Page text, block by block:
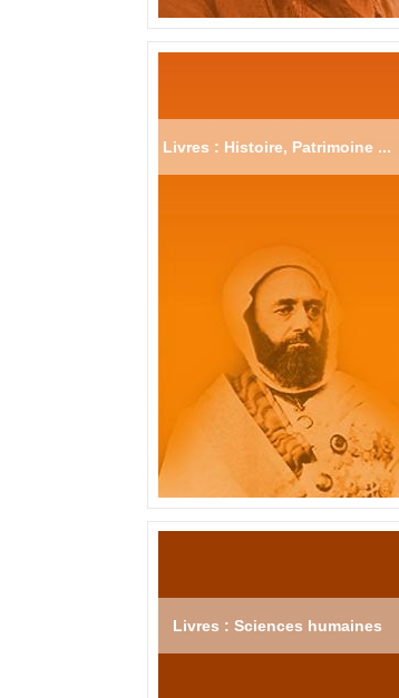
Livres : Histoire, Patrimoine ...
Livres : Sciences humaines